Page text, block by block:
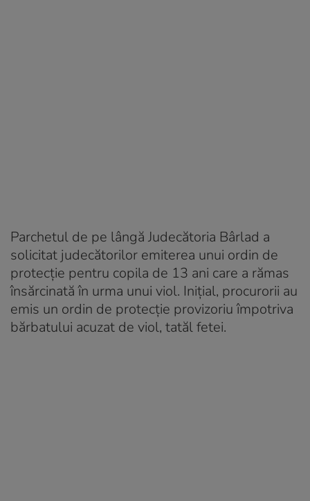
Parchetul de pe lângă Judecătoria Bârlad a
solicitat judecătorilor emiterea unui ordin de
protecție pentru copila de 13 ani care a rămas
însărcinată în urma unui viol. Inițial, procurorii au
emis un ordin de protecție provizoriu împotriva
bărbatului acuzat de viol, tatăl fetei.